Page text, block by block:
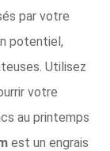
par votre
potentiel,
Utilisez
votre
au printemps
est un engrais